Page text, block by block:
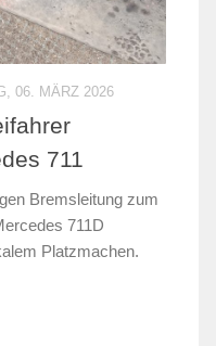
06. MÄRZ 2026
711
Bremsleitung zum
711D
Platzmachen.